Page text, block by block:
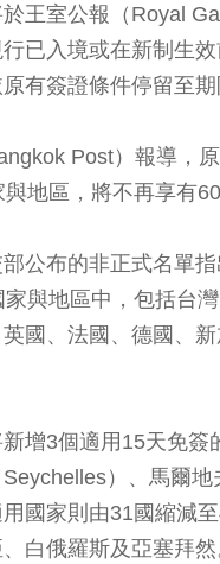
王室公報（Royal
已入境或在新制生
有簽證條件停留至期
Post）報導，
地區，將不再享有60
公布的非正式名單
與地區中，包括台
國、法國、德國、
增3個適用15天免簽
）、馬爾地
國家則由31國縮減
白俄羅斯及亞塞拜然